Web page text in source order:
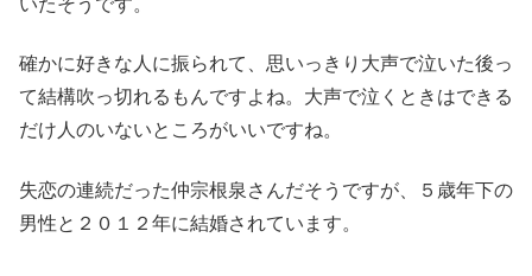
確かに好きな人に振られて、思いっきり大声で泣いた後っ
て結構吹っ切れるもんですよね。大声で泣くときはできる
だけ人のいないところがいいですね。
失恋の連続だった仲宗根泉さんだそうですが、５歳年下の
男性と２０１２年に結婚されています。